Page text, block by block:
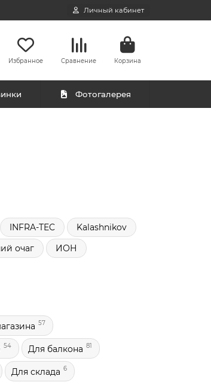
Личный кабинет
Избранное Сравнение Корзина
Фотогалерея
INFRA-TEC
Kalashnikov
очаг
ИОН
57
54 Для балкона 81
Для склада 6